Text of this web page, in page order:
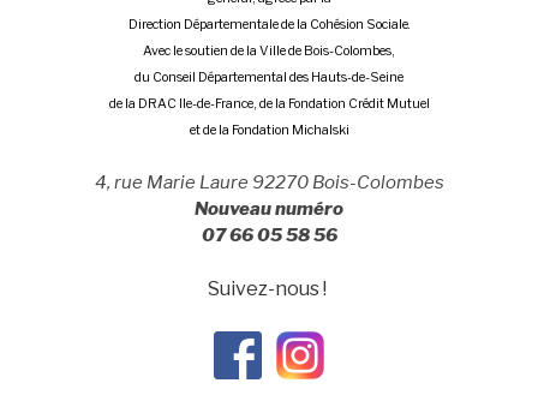
Direction Départementale de la Cohésion Sociale.
Avec le soutien de la Ville de Bois-Colombes,
du Conseil Départemental des Hauts-de-Seine
de la DRAC Ile-de-France, de la Fondation Crédit Mutuel
et de la Fondation Michalski
4, rue Marie Laure 92270 Bois-Colombes
Nouveau numéro
07 66 05 58 56
Suivez-nous !